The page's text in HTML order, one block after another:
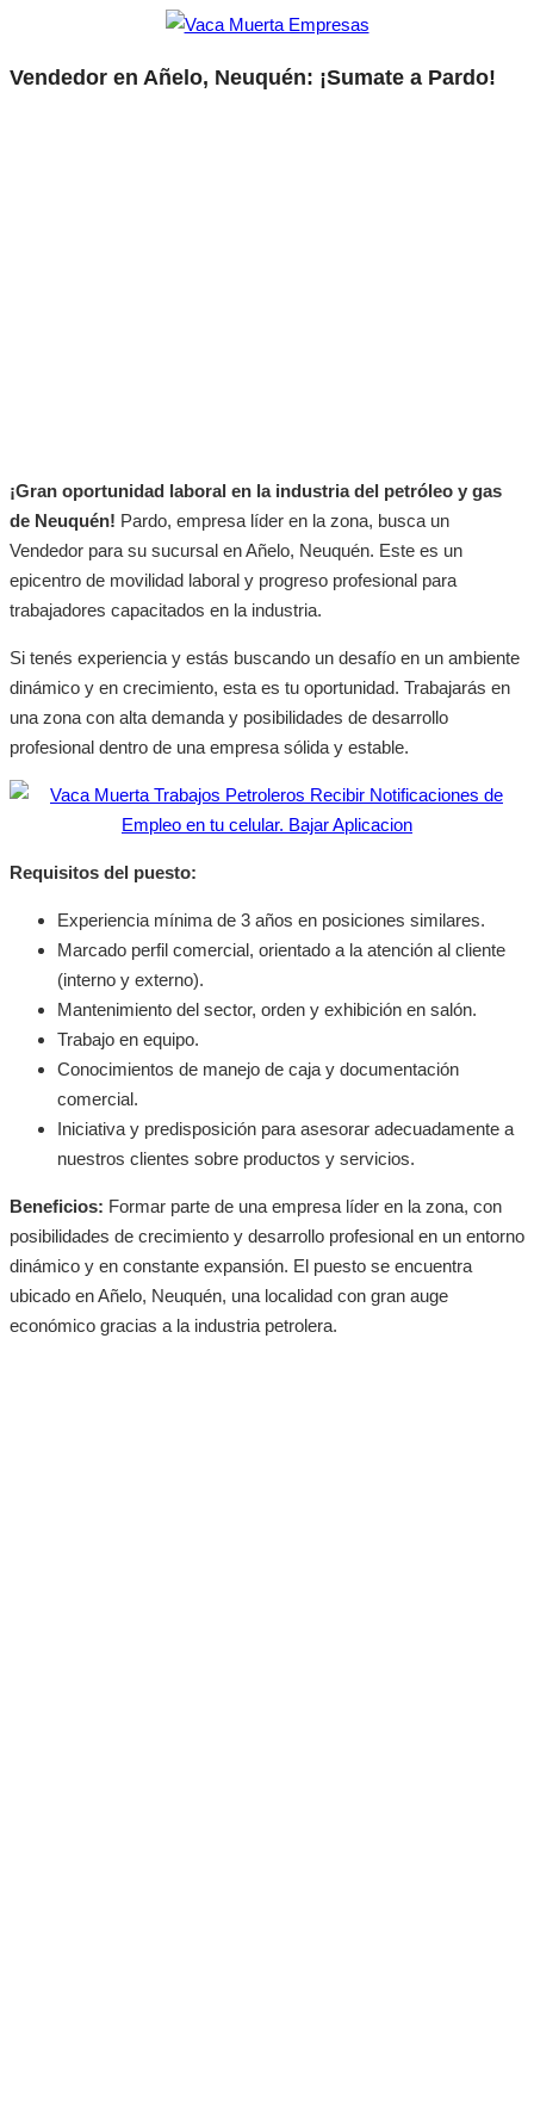
Vendedor en Añelo, Neuquén: ¡Sumate a Pardo!
¡Gran oportunidad laboral en la industria del petróleo y gas
de Neuquén! Pardo, empresa líder en la zona, busca un
Vendedor para su sucursal en Añelo, Neuquén. Este es un
epicentro de movilidad laboral y progreso profesional para
trabajadores capacitados en la industria.
Si tenés experiencia y estás buscando un desafío en un ambiente
dinámico y en crecimiento, esta es tu oportunidad. Trabajarás en
una zona con alta demanda y posibilidades de desarrollo
profesional dentro de una empresa sólida y estable.
Requisitos del puesto:
Experiencia mínima de 3 años en posiciones similares.
Marcado perfil comercial, orientado a la atención al cliente
(interno y externo).
Mantenimiento del sector, orden y exhibición en salón.
Trabajo en equipo.
Conocimientos de manejo de caja y documentación
comercial.
Iniciativa y predisposición para asesorar adecuadamente a
nuestros clientes sobre productos y servicios.
Beneficios: Formar parte de una empresa líder en la zona, con
posibilidades de crecimiento y desarrollo profesional en un entorno
dinámico y en constante expansión. El puesto se encuentra
ubicado en Añelo, Neuquén, una localidad con gran auge
económico gracias a la industria petrolera.